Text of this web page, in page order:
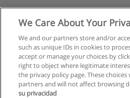
We Care About Your
We and our partners store and/or
such as unique IDs in cookies to
accept or manage your choices by
right to object where legitimate
the privacy policy page. These
partners and will not affect browsing
su privacidad